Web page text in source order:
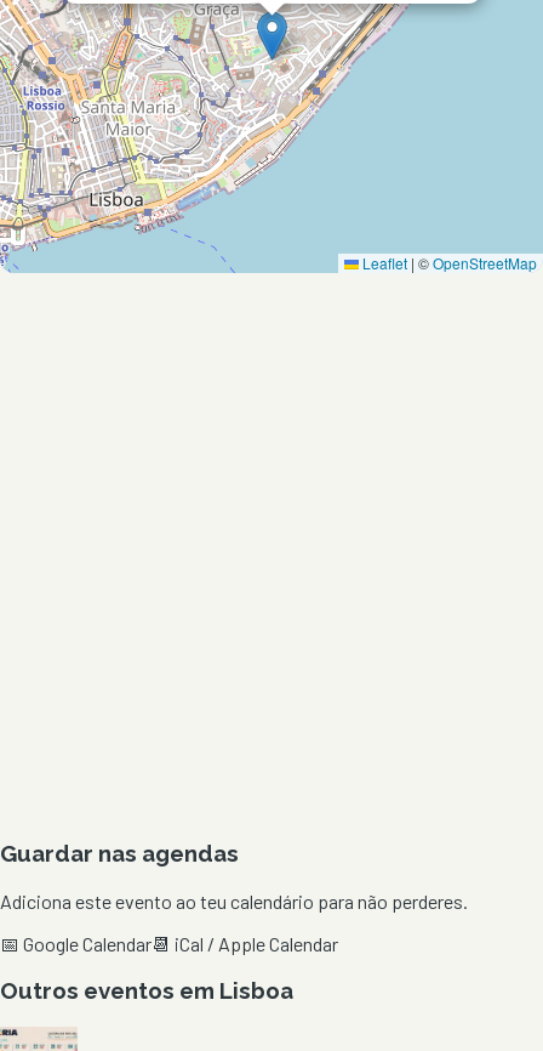
Leaflet | ©OpenStreetMap
Guardar nas agendas
Adiciona este evento ao teu calendário para não perderes.
📅 Google Calendar📆 iCal / Apple Calendar
Outros eventos em Lisboa